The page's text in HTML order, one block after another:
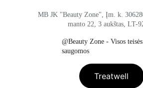
@Beauty Zone - Visos teisės
saugomos
MB JK "Beauty Zone", Įm. k.
manto 22, 3 aukštas, LT-
Treatwell